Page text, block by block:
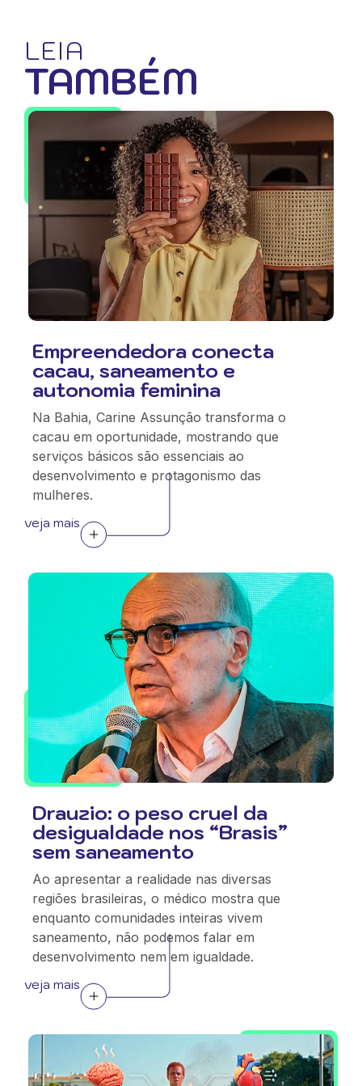
LEIA
TAMBÉM
Empreendedora conecta
cacau, saneamento e
autonomia feminina
Na Bahia, Carine Assunção transforma o
cacau em oportunidade, mostrando que
serviços básicos são essenciais ao
desenvolvimento e protagonismo das
mulheres.
veja mais
Drauzio: o peso cruel da
desigualdade nos “Brasis”
sem saneamento
Ao apresentar a realidade nas diversas
regiões brasileiras, o médico mostra que
enquanto comunidades inteiras vivem
saneamento, não podemos falar em
desenvolvimento nem em igualdade.
veja mais